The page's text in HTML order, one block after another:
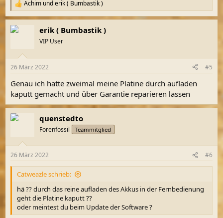
R
e
a
k
e
:
Achim underik ( Bumbastik )
erik ( Bumbastik )
VIP User
26 März 2022 #5
Genau ich hatte zweimal meine Platine durch aufladen
kaputt gemacht und über Garantie reparieren lassen
quenstedto
Forenfossil Teammitglied
26 März 2022 #6
Catweazle schrieb:
hä ?? durch das reine aufladen des Akkus in der Fernbedienung
geht die Platine kaputt ??
oder meintest du beim Update der Software ?